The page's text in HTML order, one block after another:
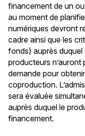
financement de un
au moment de
numériques devront
cadre ainsi que les
fonds) auprès duquel
producteurs n’auront
demande pour
coproduction.
sera évaluée
auprès duquel le
financement.